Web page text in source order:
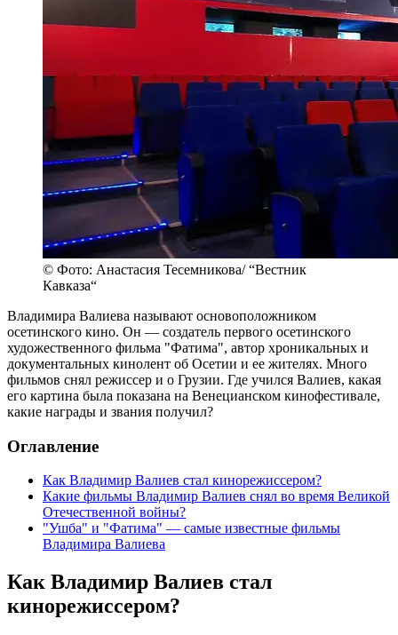
© Фото: Анастасия Тесемникова/ “Вестник
Кавказа“
Владимира Валиева называют основоположником
осетинского кино. Он — создатель первого осетинского
художественного фильма "Фатима", автор хроникальных и
документальных кинолент об Осетии и ее жителях. Много
фильмов снял режиссер и о Грузии. Где учился Валиев, какая
его картина была показана на Венецианском кинофестивале,
какие награды и звания получил?
Оглавление
Как Владимир Валиев стал кинорежиссером?
Какие фильмы Владимир Валиев снял во время Великой
Отечественной войны?
"Ушба" и "Фатима" — самые известные фильмы
Владимира Валиева
Как Владимир Валиев стал
кинорежиссером?